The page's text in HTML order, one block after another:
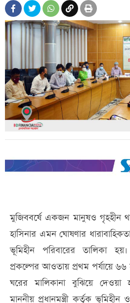
মুজিববর্ষে একজন মানুষও গৃহহীন
হাসিনার এমন ঘোষণার
ভূমিহীন পরিবারের তালিকা
প্রকল্পের আওতায় প্রথম পর্যায়ে ৬৬
ঘরের মালিকানা বুঝিয়ে দেওয়া
মাননীয় প্রধানমন্ত্রী কর্তৃক